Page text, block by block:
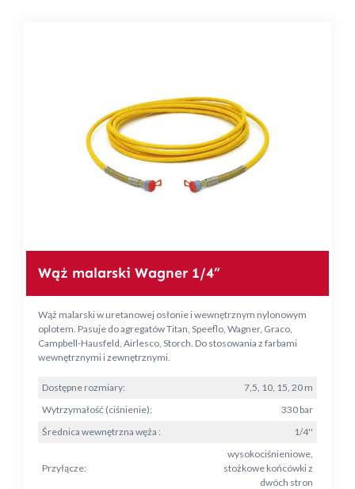
Wąż malarski Wagner 1/4”
Wąż malarski w uretanowej osłonie i wewnętrznym nylonowym
oplotem. Pasuje do agregatów Titan, Speeflo, Wagner, Graco,
Campbell-Hausfeld, Airlesco, Storch. Do stosowania z farbami
wewnętrznymi i zewnętrznymi.
Dostępne rozmiary:
7,5, 10, 15, 20 m
Wytrzymałość (ciśnienie):
330 bar
Średnica wewnętrzna węża :
1/4''
Przyłącze:
wysokociśnieniowe,
stożkowe końcówki z
dwóch stron